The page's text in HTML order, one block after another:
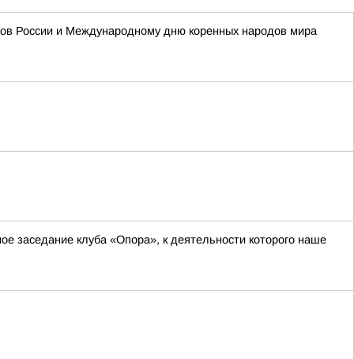
России и Международному дню коренных народов мира
заседание клуба «Опора», к деятельности которого наше